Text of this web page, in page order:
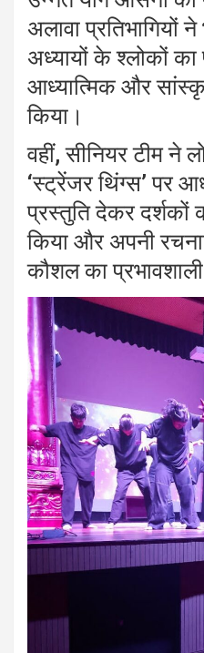
अलावा प्रतिभागियों
अध्यायों के श्लोकों
आध्यात्मिक और
किया।
वहीं, सीनियर टीम ने
‘स्ट्रेंजर थिंग्स’ पर
प्रस्तुति देकर दर्शकों
किया और अपनी
कौशल का